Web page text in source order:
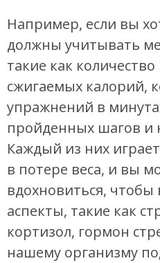
Например, если вы
должны учитывать
такие как
сжигаемых калорий,
упражнений в
пройденных шагов и
Каждый из них
в потере веса, и вы
вдохновиться, чтобы
аспекты, такие как
кортизол, гормон
нашему организму